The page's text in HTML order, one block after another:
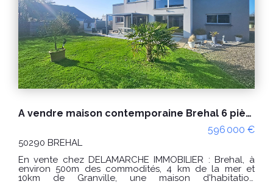
(129) Classe climat : B (7) Montant estimé des
dépenses annuelles d'énergie pour un usage
standard : entre 1790€ et 2470€ / an. Prix moyens des
énergies indexés sur les années 2021, 2022 et 2023
(abonnements compris) "Les informations sur les
risques auxquels ce bien est exposé sont disponibles
sur le site Géorisques : www.georisques.gouv.fr" POUR
VISITER : DELAMARCHE IMMOBILIER, Aurélien Etard au
06.29.76.85.09
A vendre maison contemporaine Brehal 6 pièces proche des commerces
596 000 €
50290 BREHAL
En vente chez DELAMARCHE IMMOBILIER : Brehal, à
environ 500m des commodités, 4 km de la mer et
10km de Granville, une maison d'habitation